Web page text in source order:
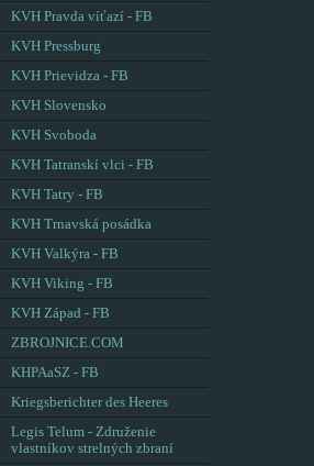
KVH Pravda víťazí - FB
KVH Pressburg
KVH Prievidza - FB
KVH Slovensko
KVH Svoboda
KVH Tatranskí vlci - FB
KVH Tatry - FB
KVH Trnavská posádka
KVH Valkýra - FB
KVH Viking - FB
KVH Západ - FB
ZBROJNICE.COM
KHPAaSZ - FB
Kriegsberichter des Heeres
Legis Telum - Združenie
vlastníkov strelných zbraní